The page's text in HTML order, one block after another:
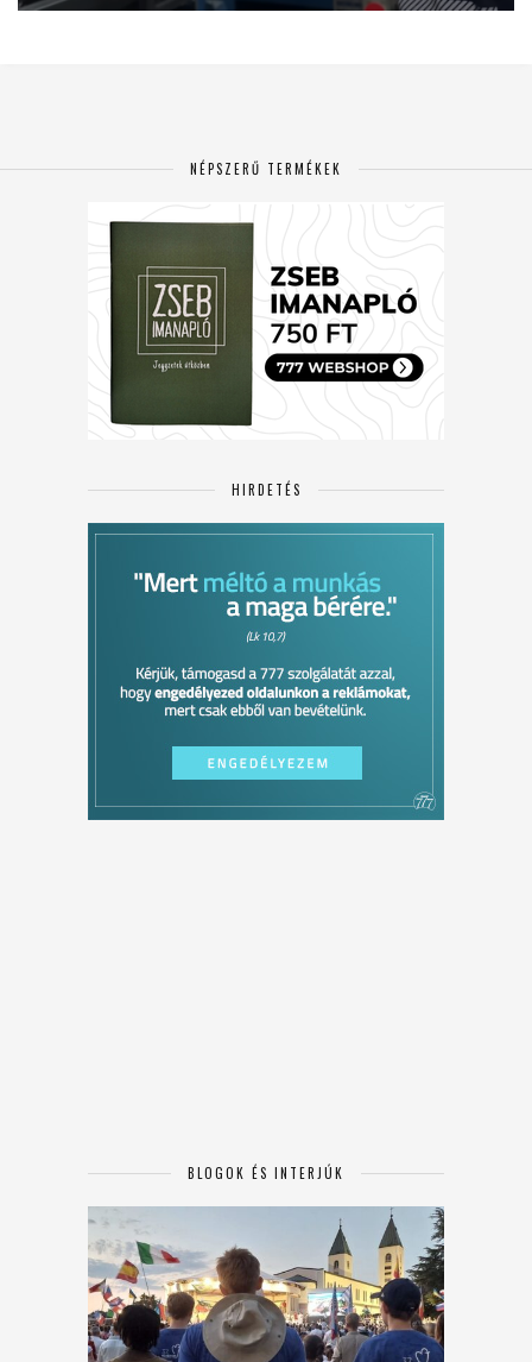
NÉPSZERŰ TERMÉKEK
HIRDETÉS
BLOGOK ÉS INTERJÚK